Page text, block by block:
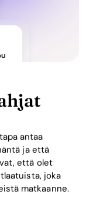
antaa
ja että
että olet
joka
matkaanne.